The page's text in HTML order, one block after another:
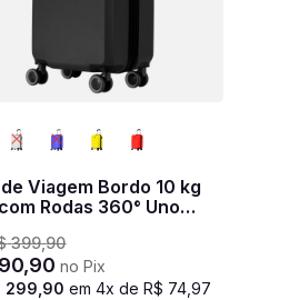
Viagem Bordo 10 kg
Rodas 360° Uno
399,90
,90 no Pix
299 90 em4x deR$ 74 ,97